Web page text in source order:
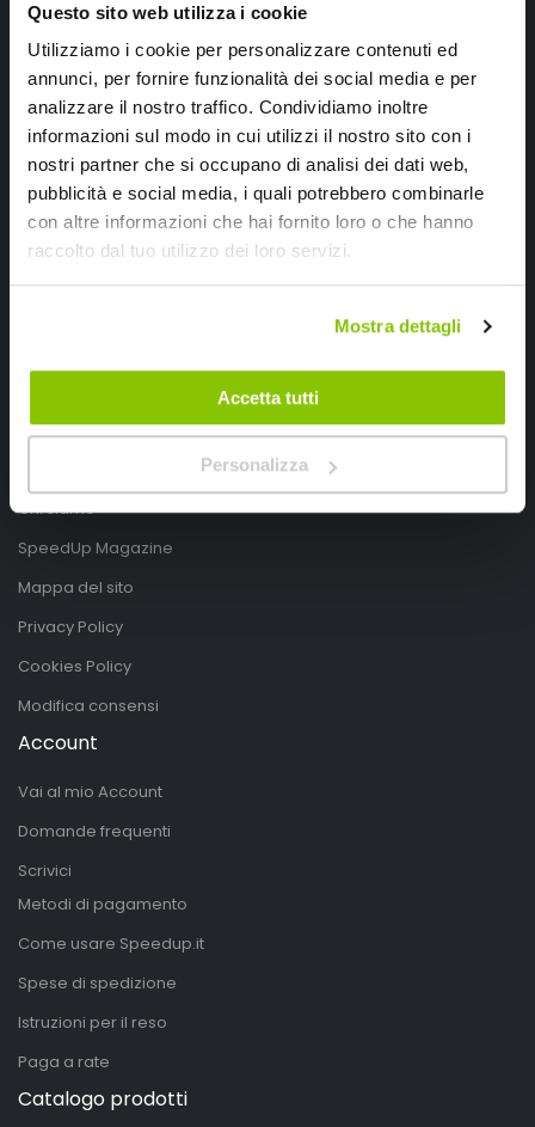
Questo sito web utilizza i cookie
Utilizziamo i cookie per personalizzare contenuti ed
annunci, per fornire funzionalità dei social media e per
analizzare il nostro traffico. Condividiamo inoltre
informazioni sul modo in cui utilizzi il nostro sito con i
nostri partner che si occupano di analisi dei dati web,
pubblicità e social media, i quali potrebbero combinarle
con altre informazioni che hai fornito loro o che hanno
raccolto dal tuo utilizzo dei loro servizi.
Mostra dettagli
Accetta tutti
Personalizza
SpeedUp.it
Speedup.it by Trio Group
Chi siamo
SpeedUp Magazine
Mappa del sito
Privacy Policy
Cookies Policy
Modifica consensi
Account
Vai al mio Account
Domande frequenti
Scrivici
Metodi di pagamento
Come usare Speedup.it
Spese di spedizione
Istruzioni per il reso
Paga a rate
Catalogo prodotti